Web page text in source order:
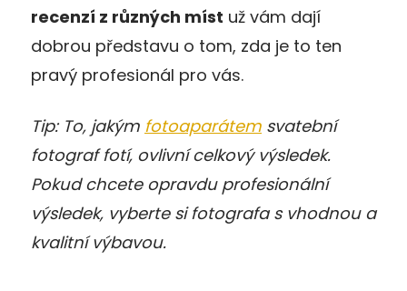
recenzí z různých míst už vám dají
dobrou představu o tom, zda je to ten
pravý profesionál pro vás.
Tip: To, jakým fotoaparátem svatební
fotograf fotí, ovlivní celkový výsledek.
Pokud chcete opravdu profesionální
výsledek, vyberte si fotografa s vhodnou a
kvalitní výbavou.